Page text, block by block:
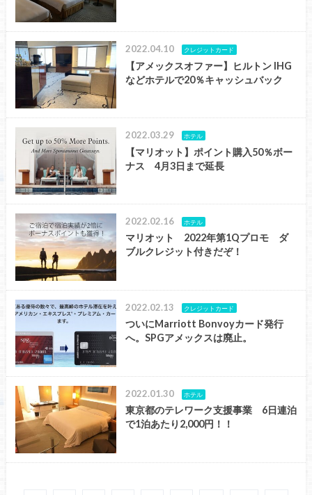
2022.04.10 クレジットカード
【アメックスオファー】ヒルトン IHG
などホテルで20％キャッシュバック
2022.03.29 ホテル
【マリオット】ポイント購入50％ボー
ナス 4月3日まで延長
2022.02.16 ホテル
マリオット 2022年第1Qプロモ ダ
ブルクレジット付きだぞ！
2022.02.13 クレジットカード
ついにMarriott Bonvoyカード発行
へ。SPGアメックスは廃止。
2022.01.30 ホテル
東京都のテレワーク支援事業 6日連泊
で1泊あたり2,000円！！